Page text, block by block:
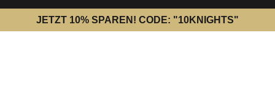
JETZT 10% SPAREN! CODE: "10KNIGHTS"